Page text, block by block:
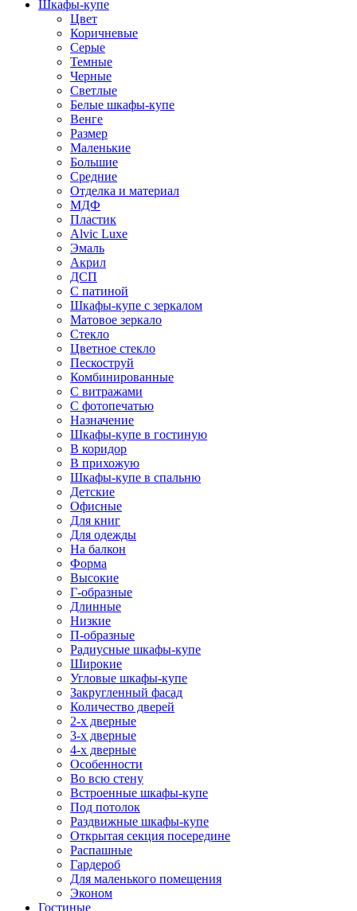
Шкафы-купе
Цвет
Коричневые
Серые
Темные
Черные
Светлые
Белые шкафы-купе
Венге
Размер
Маленькие
Большие
Средние
Отделка и материал
МДФ
Пластик
Alvic Luxe
Эмаль
Акрил
ДСП
С патиной
Шкафы-купе с зеркалом
Матовое зеркало
Стекло
Цветное стекло
Пескоструй
Комбинированные
С витражами
С фотопечатью
Назначение
Шкафы-купе в гостиную
В коридор
В прихожую
Шкафы-купе в спальню
Детские
Офисные
Для книг
Для одежды
На балкон
Форма
Высокие
Г-образные
Длинные
Низкие
П-образные
Радиусные шкафы-купе
Широкие
Угловые шкафы-купе
Закругленный фасад
Количество дверей
2-х дверные
3-х дверные
4-х дверные
Особенности
Во всю стену
Встроенные шкафы-купе
Под потолок
Раздвижные шкафы-купе
Открытая секция посередине
Распашные
Гардероб
Для маленького помещения
Эконом
Гостиные